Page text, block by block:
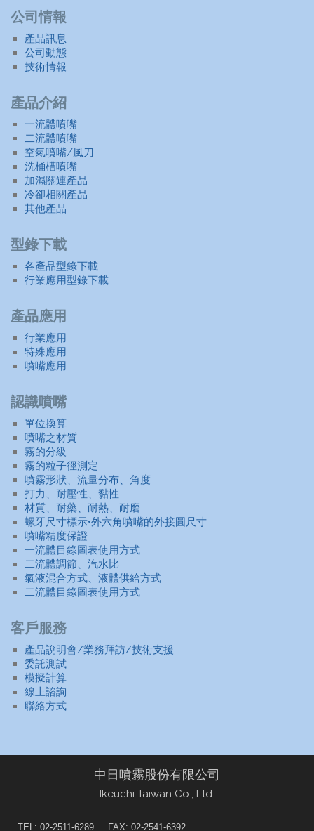
公司情報
產品訊息
公司動態
技術情報
產品介紹
一流體噴嘴
二流體噴嘴
空氣噴嘴/風刀
洗桶槽噴嘴
加濕關連產品
冷卻相關產品
其他產品
型錄下載
各產品型錄下載
行業應用型錄下載
產品應用
行業應用
特殊應用
噴嘴應用
認識噴嘴
單位換算
噴嘴之材質
霧的分級
霧的粒子徑測定
噴霧形狀、流量分布、角度
打力、耐壓性、黏性
材質、耐藥、耐熱、耐磨
螺牙尺寸標示•外六角噴嘴的外接圓尺寸
噴嘴精度保證
一流體目錄圖表使用方式
二流體調節、汽水比
氣液混合方式、液體供給方式
二流體目錄圖表使用方式
客戶服務
產品說明會/業務拜訪/技術支援
委託測試
模擬計算
線上諮詢
聯絡方式
中日噴霧股份有限公司
Ikeuchi Taiwan Co., Ltd.
TEL: 02-2511-6289 FAX: 02-2541-6392